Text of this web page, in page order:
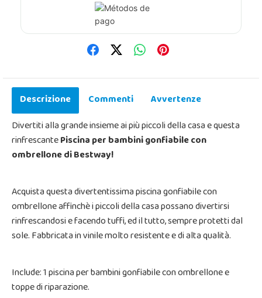
Descrizione Commenti
Avvertenze
Divertiti alla grande insieme ai più piccoli della casa e questa
rinfrescantePiscina per bambini gonfiabile con
ombrellone di Bestway!
Acquista questa divertentissima piscina gonfiabile con
ombrellone affinchè i piccoli della casa possano divertirsi
rinfrescandosi e facendo tuffi, ed il tutto, sempre protetti dal
sole. Fabbricata in vinile molto resistente e di alta qualità.
Include: 1 piscina per bambini gonfiabile con ombrellone e
toppe di riparazione.